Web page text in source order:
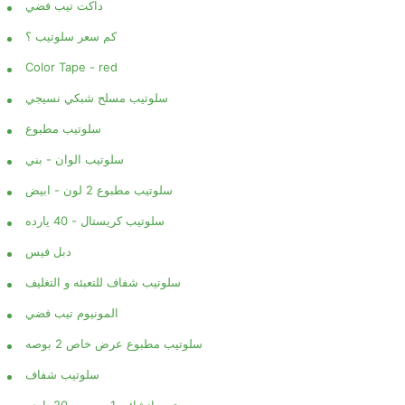
داكت تيب فضي
كم سعر سلوتيب ؟
Color Tape - red
سلوتيب مسلح شبكي نسيجي
سلوتيب مطبوع
سلوتيب الوان - بني
سلوتيب مطبوع 2 لون - ابيض
سلوتيب كريستال - 40 يارده
دبل فيس
سلوتيب شفاف للتعبئه و التغليف
المونيوم تيب فضي
سلوتيب مطبوع عرض خاص 2 بوصه
سلوتيب شفاف